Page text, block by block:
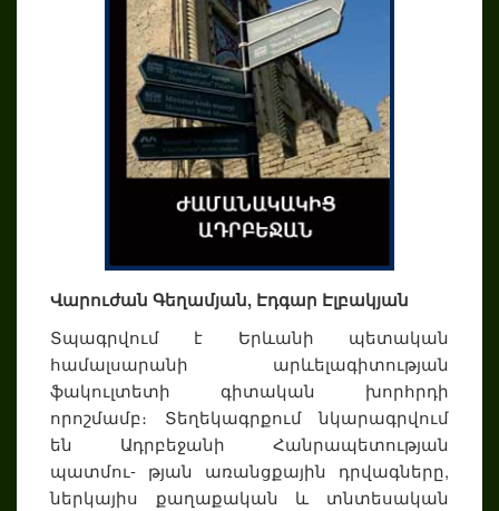
Վարուժան Գեղամյան, Էդգար Էլբակյան
Տպագրվում է Երևանի պետական
համալսարանի արևելագիտության
ֆակուլտետի գիտական խորհրդի
որոշմամբ։ Տեղեկագրքում նկարագրվում
են Ադրբեջանի Հանրապետության
պատմու- թյան առանցքային դրվագները,
ներկայիս քաղաքական և տնտեսական